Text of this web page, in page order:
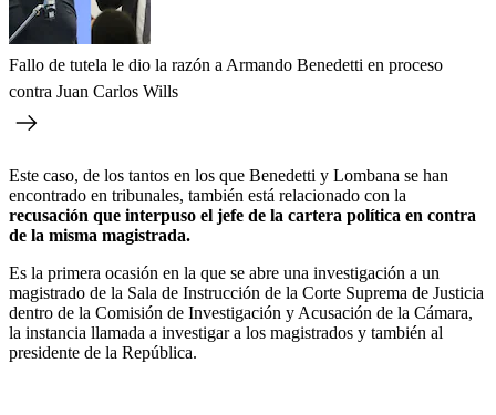
Fallo de tutela le dio la razón a Armando Benedetti en proceso
contra Juan Carlos Wills
Este caso, de los tantos en los que Benedetti y Lombana se han
encontrado en tribunales, también está relacionado con la
recusación que interpuso el jefe de la cartera política en contra
de la misma magistrada.
Es la primera ocasión en la que se abre una investigación a un
magistrado de la Sala de Instrucción de la Corte Suprema de Justicia
dentro de la Comisión de Investigación y Acusación de la Cámara,
la instancia llamada a investigar a los magistrados y también al
presidente de la República.